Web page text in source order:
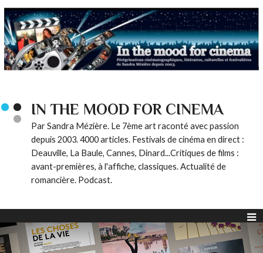
IN THE MOOD FOR CINEMA
Par Sandra Mézière. Le 7ème art raconté avec passion
depuis 2003. 4000 articles. Festivals de cinéma en direct :
Deauville, La Baule, Cannes, Dinard...Critiques de films :
avant-premières, à l'affiche, classiques. Actualité de
romancière. Podcast.